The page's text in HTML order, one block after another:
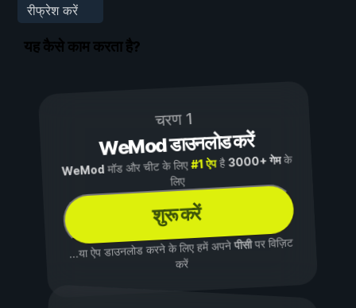
रीफ्रेश करें
यह कैसे काम करता है?
चरण 1
WeMod डाउनलोड करें
WeMod मॉड और चीट के लिए#1 ऐपहै3000+ गेमके
लिए
शुरू करें
...या ऐप डाउनलोड करने के लिए हमें अपनेपीसीपर विज़िट
करें